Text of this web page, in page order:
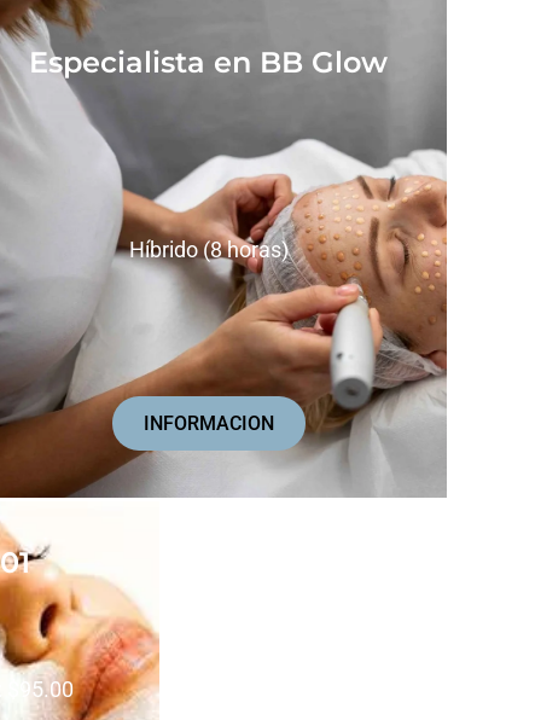
Especialista en BB Glow
Híbrido (8 horas)
INFORMACION
$95.00